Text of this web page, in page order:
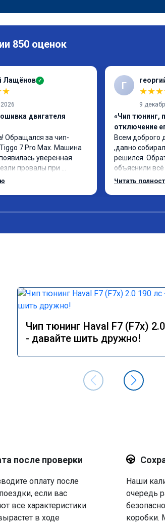
850 оценок
Лащёнов ✓
★
двигателя
Обращался за чип-
7 Pro Max. Машина
уверенная
провалы при
спокойном режиме
всем, кто
Г
★★★
9
«Чип тюнинг,
отключение
Всем доброго
,давно
решился.
объяснили
сумму
Читать
Чип тюнинг Haval F7 (F7x)
- давайте шить дружно!
после проверки
оплату после
если вас
все характеристики.
в ходе
Наши
очередь
коробки.